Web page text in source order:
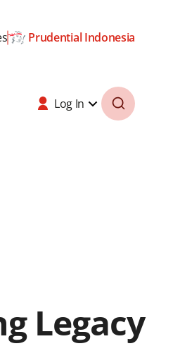
Prudential Indonesia
Log In
Legacy